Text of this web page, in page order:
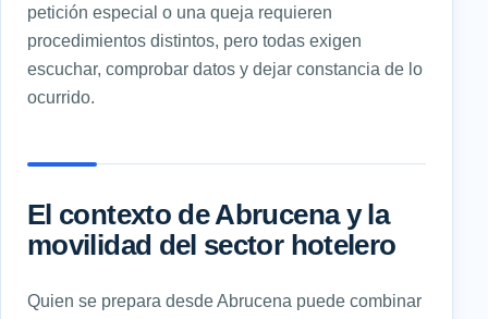
petición especial o una queja requieren
procedimientos distintos, pero todas exigen
escuchar, comprobar datos y dejar constancia de lo
ocurrido.
El contexto de Abrucena y la
movilidad del sector hotelero
Quien se prepara desde Abrucena puede combinar